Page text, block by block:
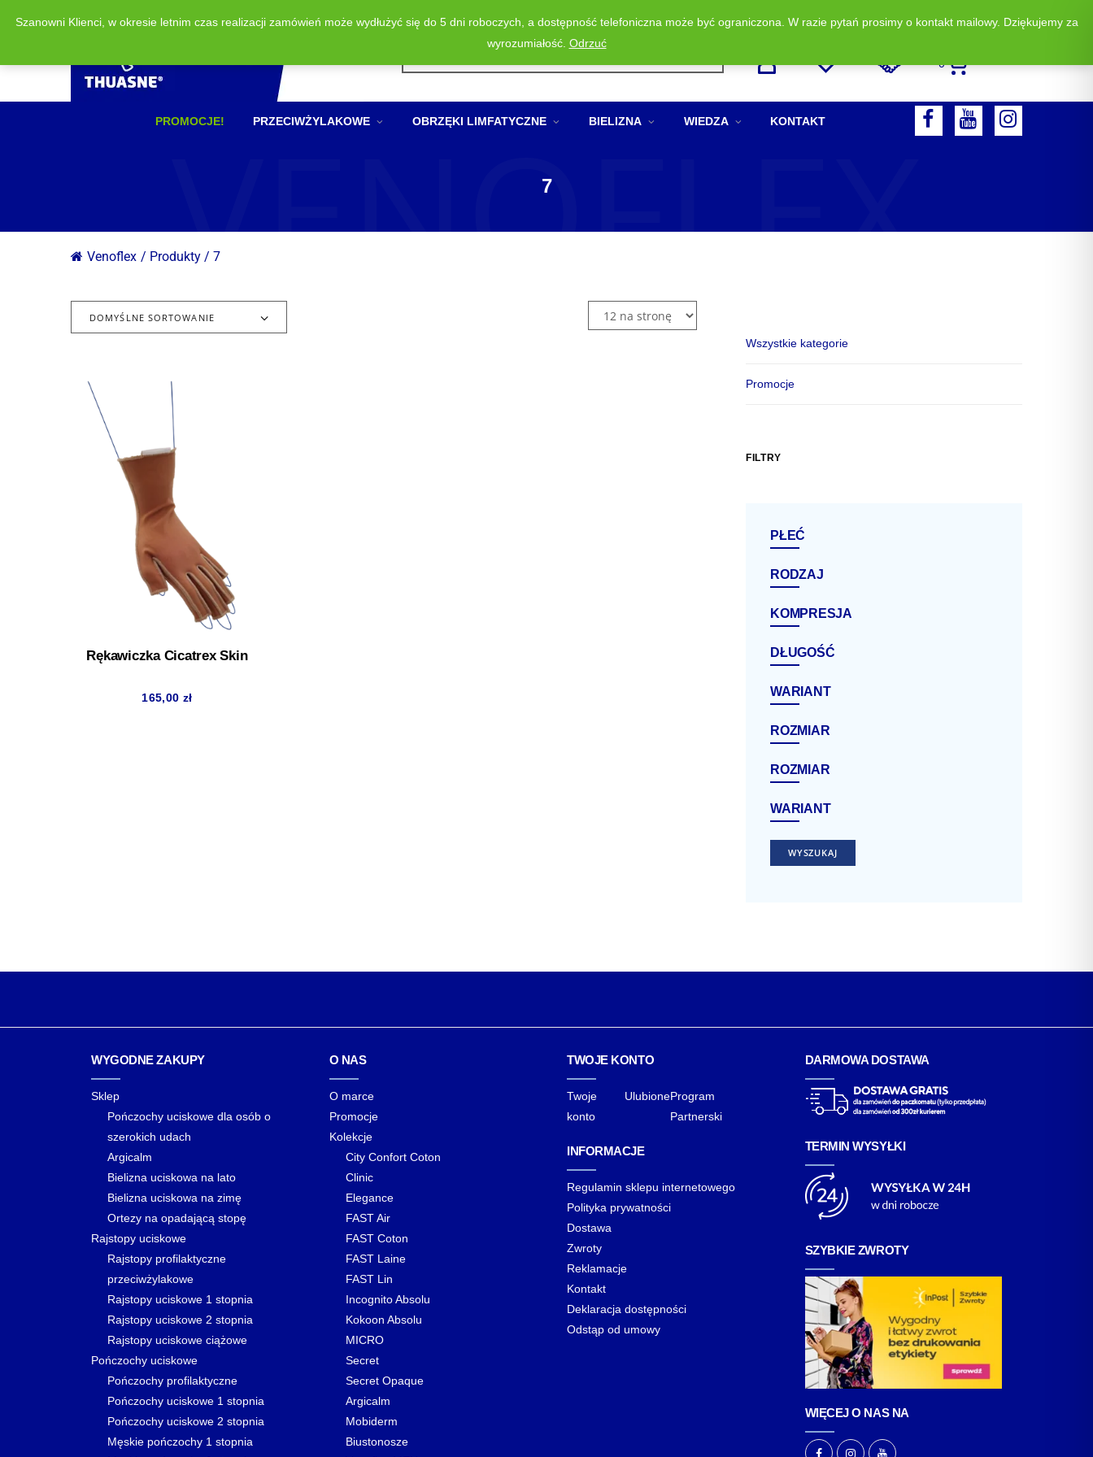
Wyszukiwarka
Zadzwoń i zamów: +48 513 523 883
0
PROMOCJE! PRZECIWŻYLAKOWE OBRZĘKI LIMFATYCZNE BIELIZNA WIEDZA KONTAKT
B
Y
U
I
A
7
VENOFLEX
Venoflex / Produkty / 7
DOMYŚLNE SORTOWANIE
Rękawiczka Cicatrex Skin
165,00 zł
Wszystkie kategorie
Promocje
FILTRY
PŁEĆ
RODZAJ
KOMPRESJA
DŁUGOŚĆ
WARIANT
ROZMIAR
ROZMIAR
WARIANT
WYSZUKAJ
WYGODNE ZAKUPY
Sklep
Pończochy uciskowe dla osób o
szerokich udach
Argicalm
Bielizna uciskowa na lato
Bielizna uciskowa na zimę
Ortezy na opadającą stopę
Rajstopy uciskowe
Rajstopy profilaktyczne
przeciwżylakowe
Rajstopy uciskowe 1 stopnia
Rajstopy uciskowe 2 stopnia
Rajstopy uciskowe ciążowe
Pończochy uciskowe
Pończochy profilaktyczne
Pończochy uciskowe 1 stopnia
Pończochy uciskowe 2 stopnia
Męskie pończochy 1 stopnia
O NAS
O marce
Promocje
Kolekcje
City Confort Coton
Clinic
Elegance
FAST Air
FAST Coton
FAST Laine
FAST Lin
Incognito Absolu
Kokoon Absolu
MICRO
Secret
Secret Opaque
Argicalm
Mobiderm
Biustonosze
TWOJE KONTO
Twoje
konto
UlubioneProgram
Partnerski
INFORMACJE
Regulamin sklepu internetowego
Polityka prywatności
Dostawa
Zwroty
Reklamacje
Kontakt
Deklaracja dostępności
Odstąp od umowy
DARMOWA DOSTAWA
TERMIN WYSYŁKI
SZYBKIE ZWROTY
WIĘCEJ O NAS NA
F I Y
Szanowni Klienci, w okresie letnim czas realizacji zamówień może wydłużyć się do 5 dni roboczych, a dostępność telefoniczna może być ograniczona. W razie pytań prosimy o kontakt mailowy. Dziękujemy za
wyrozumiałość. Odrzuć